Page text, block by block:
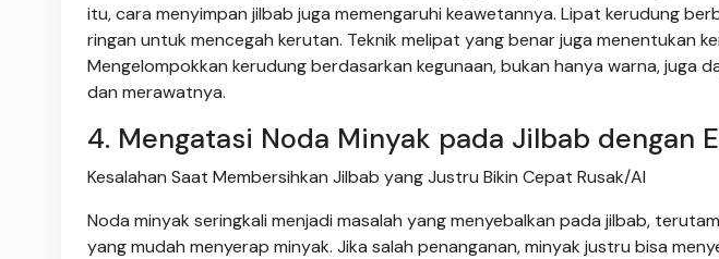
itu, cara menyimpan jilbab juga memengaruhi keawetannya. Lipat kerudung
ringan untuk mencegah kerutan. Teknik melipat yang benar juga menentukan
Mengelompokkan kerudung berdasarkan kegunaan, bukan hanya warna, juga
dan merawatnya.
4. Mengatasi Noda Minyak pada Jilbab dengan
Kesalahan Saat Membersihkan Jilbab yang Justru Bikin Cepat Rusak/AI
Noda minyak seringkali menjadi masalah yang menyebalkan pada jilbab,
yang mudah menyerap minyak. Jika salah penanganan, minyak justru bisa